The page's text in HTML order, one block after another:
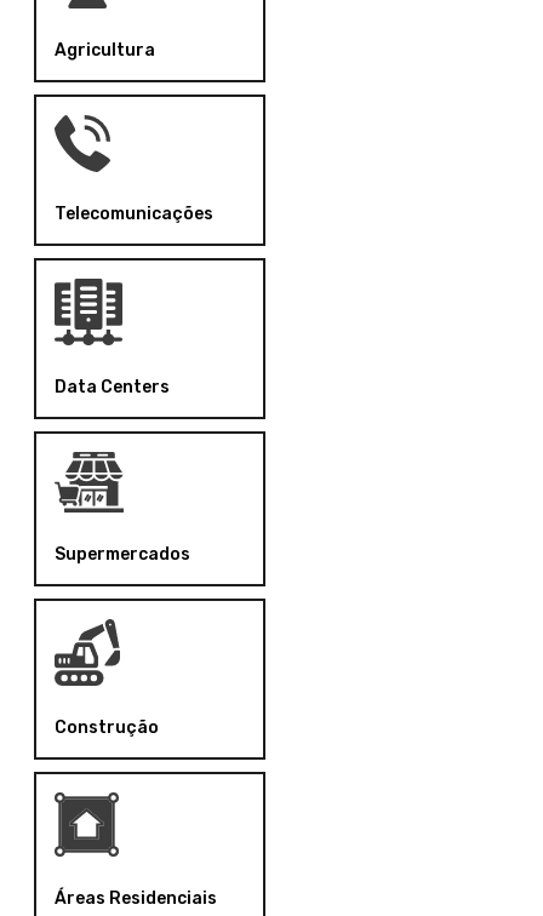
Agricultura
Telecomunicações
Data Centers
Supermercados
Construção
Áreas Residenciais